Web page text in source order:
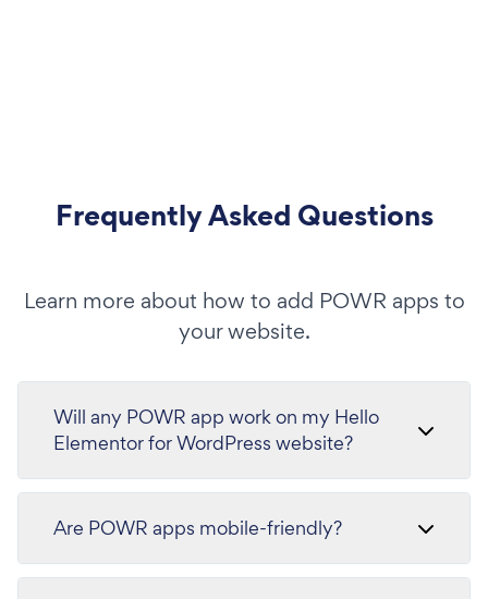
Frequently Asked Questions
Learn more about how to add POWR apps to
your website.
Will any POWR app work on my Hello
Elementor for WordPress website?
Are POWR apps mobile-friendly?